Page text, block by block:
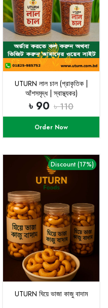
UTURN লাল চাল (প্রাকৃতিক |
আঁশসমৃদ্ধ | স্বাস্থ্যকর)
৳ 90 ৳ 110
Order Now
Discount (17%)
UTURN ঘিয়ে ভাজা কাজু বাদাম